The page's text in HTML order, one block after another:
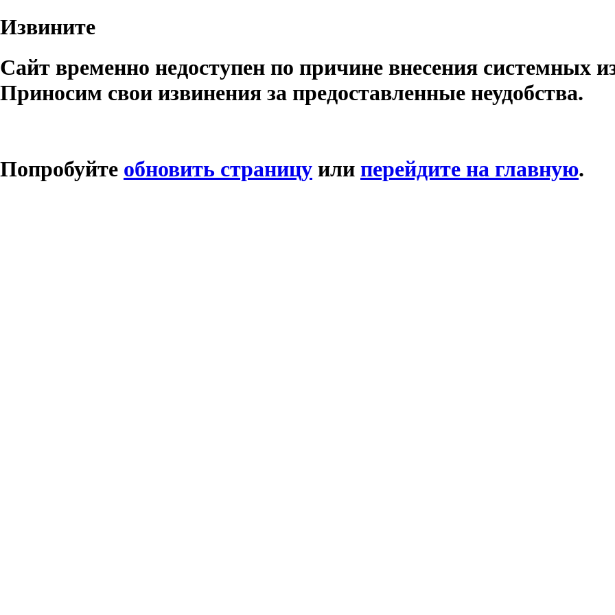
Извините
Сайт временно недоступен по причине внесения системных
Приносим свои извинения за предоставленные неудобства.
Попробуйте обновить страницу или перейдите на главную.